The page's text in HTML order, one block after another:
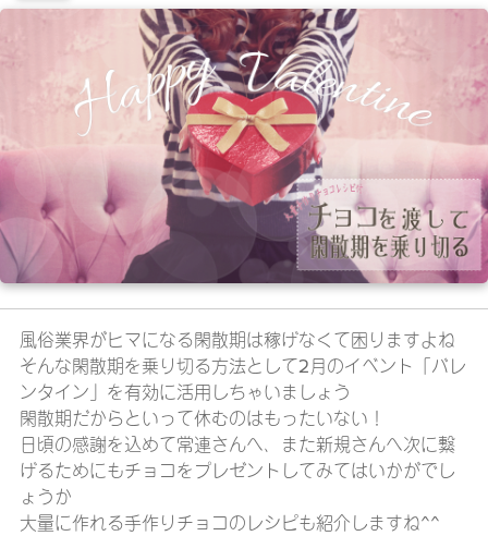
風俗業界がヒマになる閑散期は稼げなくて困りますよね
そんな閑散期を乗り切る方法として2月のイベント「バレ
ンタイン」を有効に活用しちゃいましょう
閑散期だからといって休むのはもったいない！
日頃の感謝を込めて常連さんへ、また新規さんへ次に繋
げるためにもチョコをプレゼントしてみてはいかがでし
ょうか
大量に作れる手作りチョコのレシピも紹介しますね^^